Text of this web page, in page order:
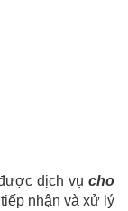
dịch vụ cho
nhận và xử lý